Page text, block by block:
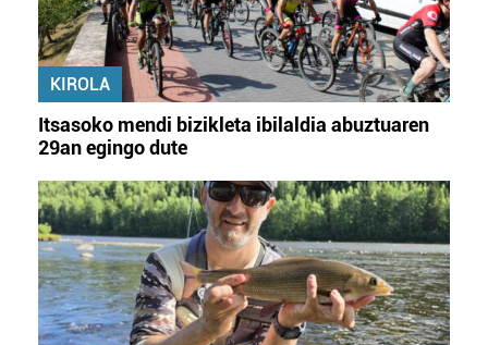
KIROLA
Itsasoko mendi bizikleta ibilaldia abuztuaren
29an egingo dute